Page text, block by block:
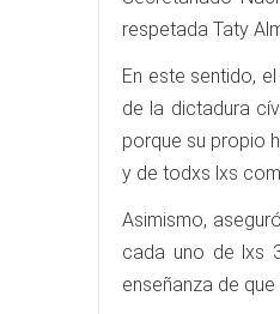
respetada Taty
En este sentido,
de la dictadura
porque su propio
y de todxs lxs
Asimismo,
cada uno de lxs
enseñanza de